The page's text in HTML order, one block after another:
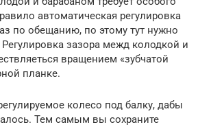
автоматическая регулировка
по обещанию, по этому тут нужно
зазора межд колодкой и
вращением «зубчатой
планке.
колесо под балку, дабы
Тем самым вы сохраните